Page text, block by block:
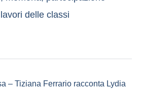
delle classi
– Tiziana Ferrario racconta Lydia